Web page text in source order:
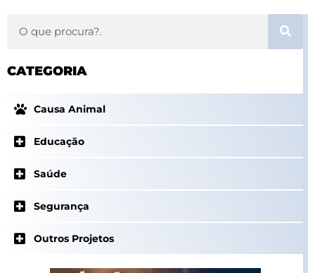
r
CATEGORIA
Causa Animal
Educação
Saúde
Segurança
Outros Projetos